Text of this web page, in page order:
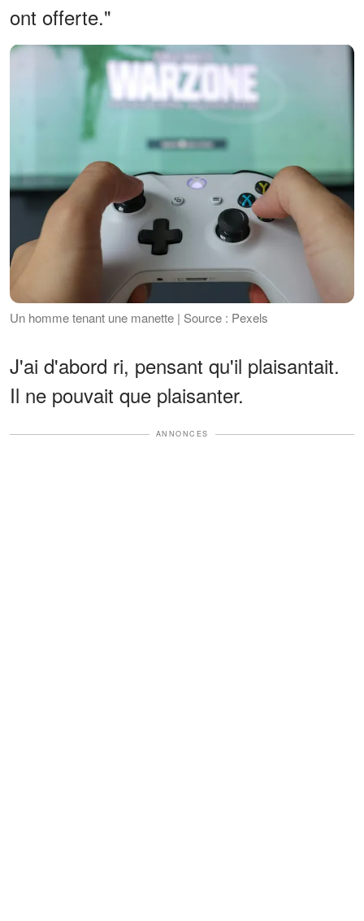
ont offerte."
Un homme tenant une manette | Source : Pexels
J'ai d'abord ri, pensant qu'il plaisantait.
Il ne pouvait que plaisanter.
ANNONCES